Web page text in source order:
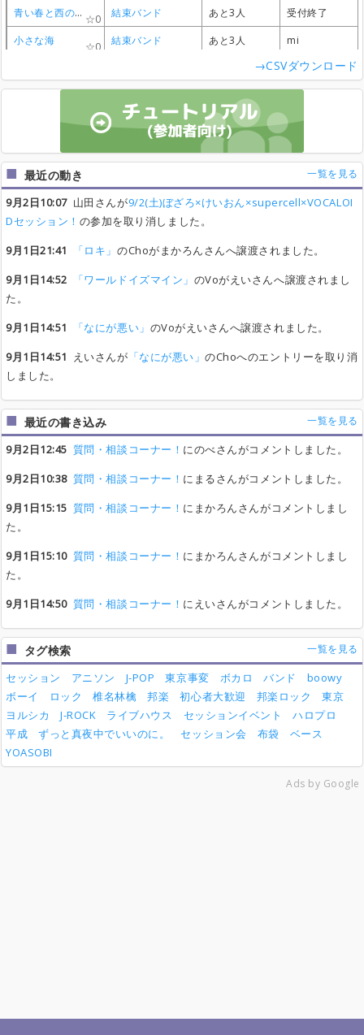
青い春と西の空
0 結束バンド あと3人
受付終了
小さな海
0 結束バンド あと3人
mi
受付終了
初めての恋が終わる時
0 supercell あと3人
受付終了
ヒーロー
0 supercell あと3人
受付終了
ダーリンダンス
0
まかろん
サリシノハラ
0 みきと あと3人
まかろん
supercell あと4人
受付終了
0
0
うたかた花火
夜が明けるよ
0 supercell あと4人
受付終了
ライン
0
受付終了
その一秒 スローモーション
supercell あと4人
受付終了
ひねくれ者
supercell あと4人
受付終了
Sweet Bitter Beauty Song
桜高軽音部 あと4人
グチくん
Melancholic Degree
koyori あと4人
mi
0
Genius...!?
受付終了
冬の日
0 放課後ティータイム あと5人
受付終了
Cagayake!GIRLS
桜高軽音部 あと5人 受付終了
青い春と西の空
0 結束バンド あと3人
受付終了
小さな海
0 結束バンド あと3人
mi
受付終了
初めての恋が終わる時
0 supercell あと3人
受付終了
ヒーロー
0 supercell あと3人
受付終了
ダーリンダンス
0
まかろん
サリシノハラ
0 みきと あと3人
まかろん
supercell あと4人
受付終了
0
0
うたかた花火
夜が明けるよ
0 supercell あと4人
受付終了
ライン
0
受付終了
その一秒 スローモーション
supercell あと4人
受付終了
ひねくれ者
supercell あと4人
受付終了
Sweet Bitter Beauty Song
桜高軽音部 あと4人
グチくん
Melancholic Degree
koyori あと4人
mi
0
Genius...!?
受付終了
冬の日
0 放課後ティータイム あと5人
受付終了
Cagayake!GIRLS
桜高軽音部 あと5人 受付終了
青い春と西の空
0 結束バンド あと3人
受付終了
小さな海
0 結束バンド あと3人
mi
受付終了
初めての恋が終わる時
0 supercell あと3人
受付終了
ヒーロー
0 supercell あと3人
受付終了
ダーリンダンス
0
まかろん
サリシノハラ
0 みきと あと3人
まかろん
supercell あと4人
受付終了
0
0
うたかた花火
夜が明けるよ
0 supercell あと4人
受付終了
ライン
0
受付終了
その一秒 スローモーション
supercell あと4人
受付終了
ひねくれ者
supercell あと4人
受付終了
Sweet Bitter Beauty Song
桜高軽音部 あと4人
グチくん
Melancholic Degree
koyori あと4人
mi
0
Genius...!?
受付終了
冬の日
0 放課後ティータイム あと5人
受付終了
Cagayake!GIRLS
桜高軽音部 あと5人 受付終了
青い春と西の空
0 結束バンド あと3人
受付終了
小さな海
0 結束バンド あと3人
mi
受付終了
初めての恋が終わる時
0 supercell あと3人
受付終了
ヒーロー
0 supercell あと3人
受付終了
ダーリンダンス
0
まかろん
サリシノハラ
0 みきと あと3人
まかろん
supercell あと4人
受付終了
0
0
うたかた花火
夜が明けるよ
0 supercell あと4人
受付終了
ライン
0
受付終了
その一秒 スローモーション
supercell あと4人
受付終了
ひねくれ者
supercell あと4人
受付終了
Sweet Bitter Beauty Song
桜高軽音部 あと4人
グチくん
Melancholic Degree
koyori あと4人
mi
0
Genius...!?
受付終了
冬の日
0 放課後ティータイム あと5人
受付終了
Cagayake!GIRLS
桜高軽音部 あと5人 受付終了
→CSVダウンロード
最近の動き 一覧を見る
9月2日10:07山田さんが9/2(土)ぼざろ×けいおん×supercell×VOCALOI
Dセッション！ の参加を取り消しました。
9月1日21:41
「ロキ」のChoがまかろんさんへ譲渡されました。
9月1日14:52
「ワールドイズマイン」 のVoがえいさんへ譲渡されまし
た。
9月1日14:51
「なにが悪い」 のVoがえいさんへ譲渡されました。
9月1日14:51
えいさんが 「なにが悪い」のChoへのエントリーを取り消
しました。
最近の書き込み 一覧を見る
9月2日12:45 質問・相談コーナー！ にのべさんがコメントしました。
9月2日10:38 質問・相談コーナー！ にまるさんがコメントしました。
9月1日15:15 質問・相談コーナー！ にまかろんさんがコメントしまし
た。
9月1日15:10 質問・相談コーナー！ にまかろんさんがコメントしまし
た。
9月1日14:50 質問・相談コーナー！ にえいさんがコメントしました。
タグ検索 一覧を見る
セッション アニソン J-POP 東京事変 ボカロ バンド
boowy
ボーイ
ロック 椎名林檎 邦楽 初心者大歓迎 邦楽ロック
東京
ヨルシカ
J-ROCK ライブハウス セッションイベント
ハロプロ
平成
ずっと真夜中でいいのに。 セッション会 布袋
ベース
YOASOBI
Ads by Google